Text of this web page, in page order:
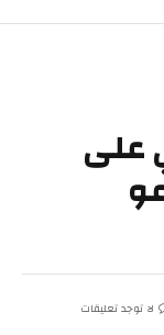
على
لا توجد تعليقات